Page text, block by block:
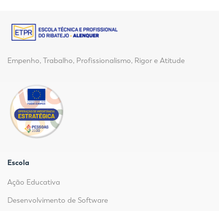
Empenho, Trabalho, Profissionalismo, Rigor e Atitude
Escola
Ação Educativa
Desenvolvimento de Software